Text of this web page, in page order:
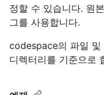
정할 수 있습니다. 원
그를 사용합니다.
codespace의 파일 및
디렉터리를 기준으로